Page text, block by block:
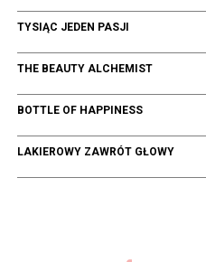
TYSIĄC JEDEN PASJI
THE BEAUTY ALCHEMIST
BOTTLE OF HAPPINESS
LAKIEROWY ZAWRÓT GŁOWY